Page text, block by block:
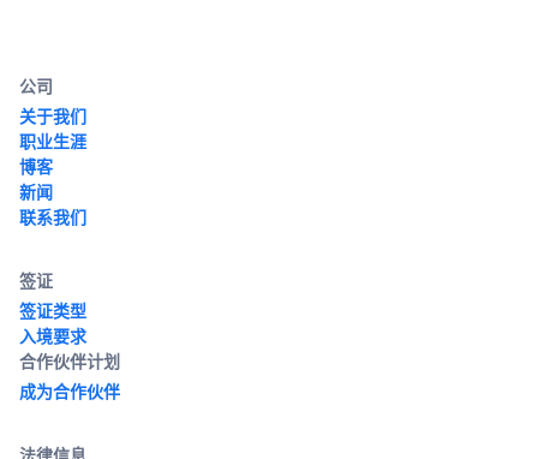
公司
关于我们
职业生涯
博客
新闻
联系我们
签证
签证类型
入境要求
合作伙伴计划
成为合作伙伴
法律信息